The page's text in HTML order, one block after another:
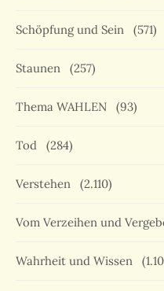
Schöpfung und Sein (571)
Staunen (257)
Thema WAHLEN (93)
Tod (284)
Verstehen (2.110)
Vom Verzeihen und
Wahrheit und Wissen